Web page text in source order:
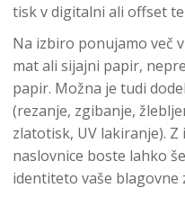
tisk v digitalni ali offset
Na izbiro ponujamo več
mat ali sijajni papir,
papir. Možna je tudi
(rezanje, zgibanje,
zlatotisk, UV lakiranje).
naslovnice boste lahko
identiteto vaše blagovne